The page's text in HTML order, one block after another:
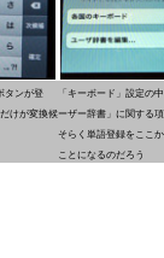
タンが登
けが変換候
「キーボード」設定の
ーザー辞書」に関する
そらく単語登録をここ
ことになるのだろう